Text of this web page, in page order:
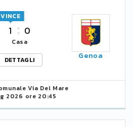
1
VINCE
0
Casa
DETTAGLI
Genoa
Via Del Mare
2026 ore 20:45